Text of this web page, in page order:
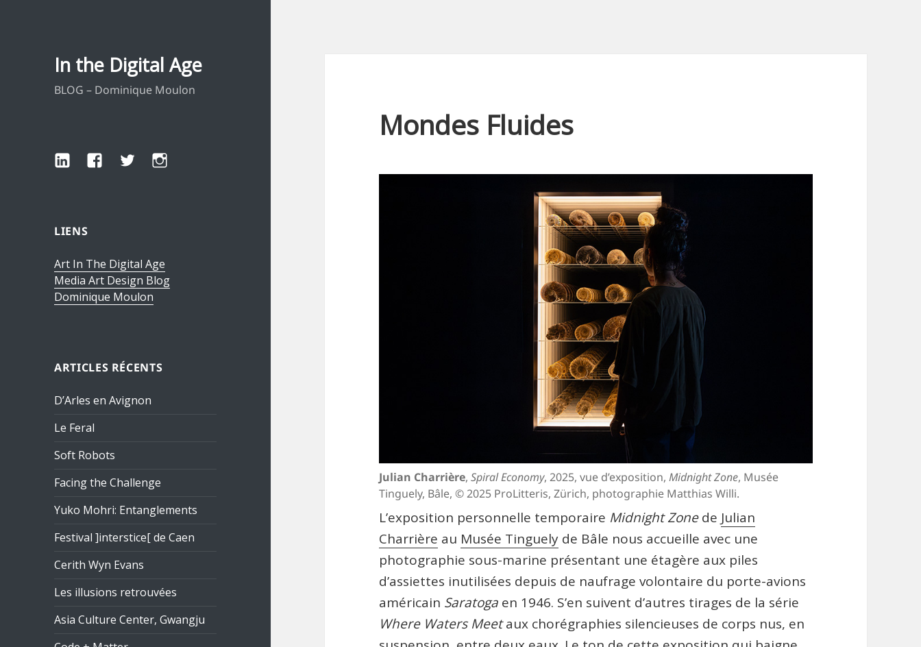
In the Digital Age
BLOG – Dominique Moulon
LinkedInFacebookTwitterInstagram
LIENS
Art In The Digital Age
Media Art Design Blog
Dominique Moulon
ARTICLES RÉCENTS
D’Arles en Avignon
Le Feral
Soft Robots
Facing the Challenge
Yuko Mohri: Entanglements
Festival ]interstice[ de Caen
Cerith Wyn Evans
Les illusions retrouvées
Asia Culture Center, Gwangju
Mondes Fluides
Julian Charrière,Spiral Economy, 2025, vue d’exposition,Midnight Zone, Musée
Tinguely, Bâle, © 2025 ProLitteris, Zürich, photographie Matthias Willi.
L’exposition personnelle temporaire Midnight Zonede Julian
Charrière au Musée Tinguely de Bâle nous accueille avec une
photographie sous-marine présentant une étagère aux piles
d’assiettes inutilisées depuis de naufrage volontaire du porte-avions
américain Saratoga en 1946. S’en suivent d’autres tirages de la série
Where Waters Meetaux chorégraphies silencieuses de corps nus, en